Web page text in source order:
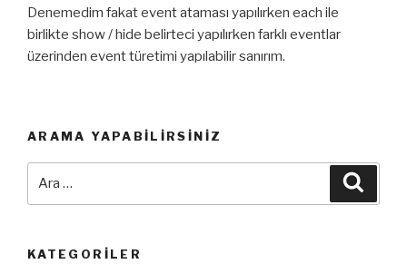
Denemedim fakat event ataması yapılırken each ile
birlikte show / hide belirteci yapılırken farklı eventlar
üzerinden event türetimi yapılabilir sanırım.
ARAMA YAPABILIRSINIZ
KATEGORILER